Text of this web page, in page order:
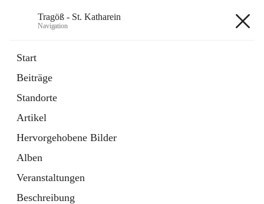
Tragöß - St. Katharein
Navigation
Start
Beiträge
Standorte
Artikel
Hervorgehobene Bilder
Alben
Veranstaltungen
Beschreibung
Externe Webseite
in
Tab
Abenteuerregion Erzberg-Leoben
Artikel
öffnet
in
neuem
Tab